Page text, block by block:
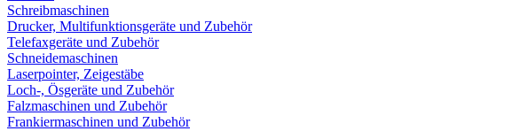
Schreibmaschinen
Drucker, Multifunktionsgeräte und Zubehör
Telefaxgeräte und Zubehör
Schneidemaschinen
Laserpointer, Zeigestäbe
Loch-, Ösgeräte und Zubehör
Falzmaschinen und Zubehör
Frankiermaschinen und Zubehör